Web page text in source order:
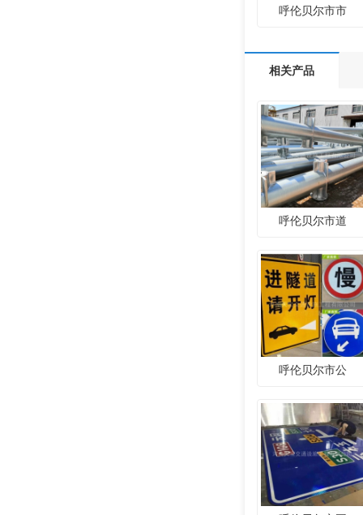
呼伦贝尔市市
相关产品
呼伦贝尔市道
呼伦贝尔市公